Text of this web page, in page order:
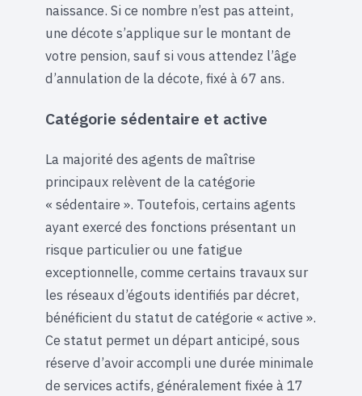
naissance. Si ce nombre n’est pas atteint,
une décote s’applique sur le montant de
votre pension, sauf si vous attendez l’âge
d’annulation de la décote, fixé à 67 ans.
Catégorie sédentaire et active
La majorité des agents de maîtrise
principaux relèvent de la catégorie
« sédentaire ». Toutefois, certains agents
ayant exercé des fonctions présentant un
risque particulier ou une fatigue
exceptionnelle, comme certains travaux sur
les réseaux d’égouts identifiés par décret,
bénéficient du statut de catégorie « active ».
Ce statut permet un départ anticipé, sous
réserve d’avoir accompli une durée minimale
de services actifs, généralement fixée à 17